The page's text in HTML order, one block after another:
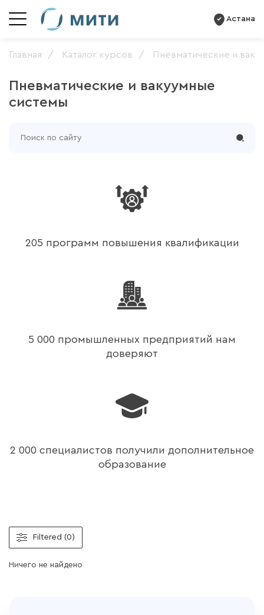
Астана
Главная Каталог курсов Пневматические и
Пневматические и вакуумные
системы
205 программ повышения квалификации
5 000 промышленных предприятий нам
доверяют
2 000 специалистов получили дополнительное
образование
Filtered (0)
Ничего не найдено